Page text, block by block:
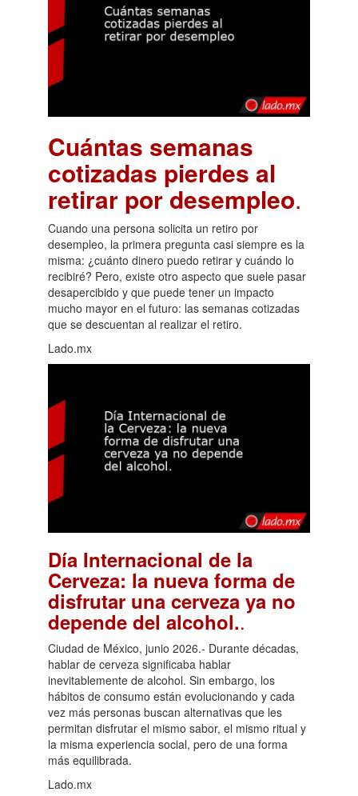
Cuántas semanas
cotizadas pierdes al
retirar por desempleo.
Cuando una persona solicita un retiro por
desempleo, la primera pregunta casi siempre es la
misma: ¿cuánto dinero puedo retirar y cuándo lo
recibiré? Pero, existe otro aspecto que suele pasar
desapercibido y que puede tener un impacto
mucho mayor en el futuro: las semanas cotizadas
que se descuentan al realizar el retiro.
Lado.mx
Día Internacional de la
Cerveza: la nueva forma de
disfrutar una cerveza ya no
depende del alcohol..
Ciudad de México, junio 2026.- Durante décadas,
hablar de cerveza significaba hablar
inevitablemente de alcohol. Sin embargo, los
hábitos de consumo están evolucionando y cada
vez más personas buscan alternativas que les
permitan disfrutar el mismo sabor, el mismo ritual y
la misma experiencia social, pero de una forma
más equilibrada.
Lado.mx